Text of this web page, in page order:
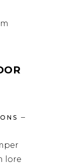
–
lore